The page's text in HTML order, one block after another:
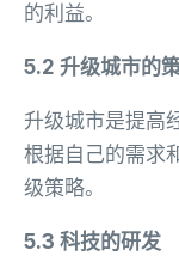
的利益。
5.2 升级城市的
升级城市是提高
根据自己的需求
级策略。
5.3 科技的研发